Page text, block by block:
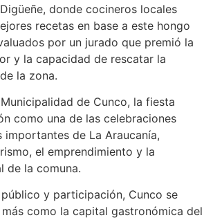
donde cocineros locales
recetas en base a este hongo
por un jurado que premió la
y la capacidad de rescatar la
la zona.
de Cunco, la fiesta
como una de las celebraciones
importantes de La Araucanía,
el emprendimiento y la
de la comuna.
y participación, Cunco se
como la capital gastronómica del